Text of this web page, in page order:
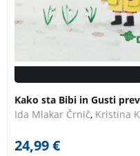
Kako sta Bibi in Gusti
Ida Mlakar Črnič, Kristina
24,99€